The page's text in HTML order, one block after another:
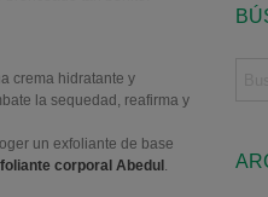
crema hidratante y
la sequedad, reafirma y
un exfoliante de base
corporal Abedul.